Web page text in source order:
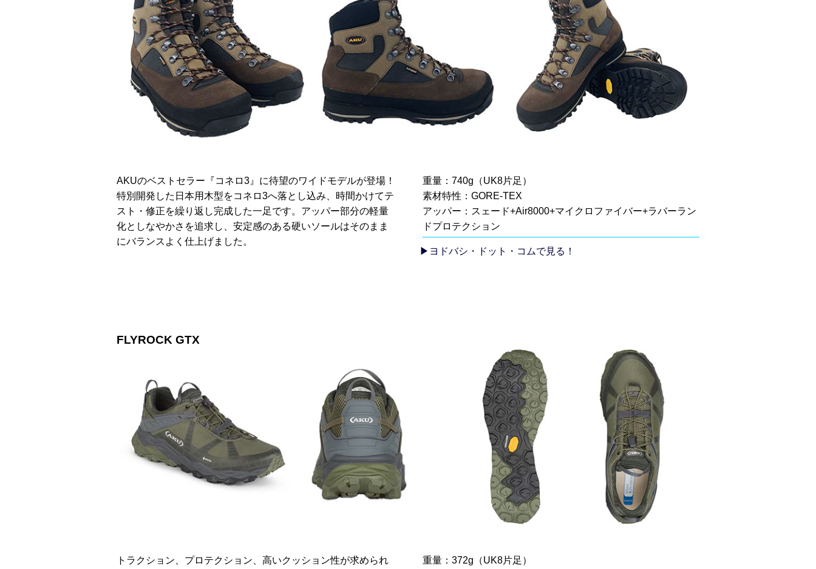
AKUのベストセラー『コネロ3』に待望のワイドモデルが登場！
特別開発した日本用木型をコネロ3へ落とし込み、時間かけてテ
スト・修正を繰り返し完成した一足です。アッパー部分の軽量
化としなやかさを追求し、安定感のある硬いソールはそのまま
にバランスよく仕上げました。
重量：740g（UK8片足）
素材特性：GORE-TEX
アッパー：スェード+Air8000+マイクロファイバー+ラバーラン
ドプロテクション
▶ヨドバシ・ドット・コムで見る！
FLYROCK GTX
トラクション、プロテクション、高いクッション性が求められ
重量：372g（UK8片足）